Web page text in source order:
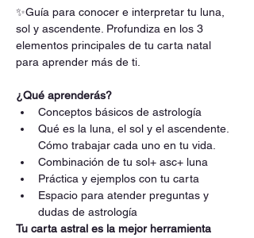
✨Guía para conocer e interpretar tu luna,
sol y ascendente. Profundiza en los 3
elementos principales de tu carta natal
para aprender más de ti.
¿Qué aprenderás?
Conceptos básicos de astrología
Qué es la luna, el sol y el ascendente.
Cómo trabajar cada uno en tu vida.
Combinación de tu sol+ asc+ luna
Práctica y ejemplos con tu carta
Espacio para atender preguntas y
dudas de astrología
Tu carta astral es la mejor herramienta